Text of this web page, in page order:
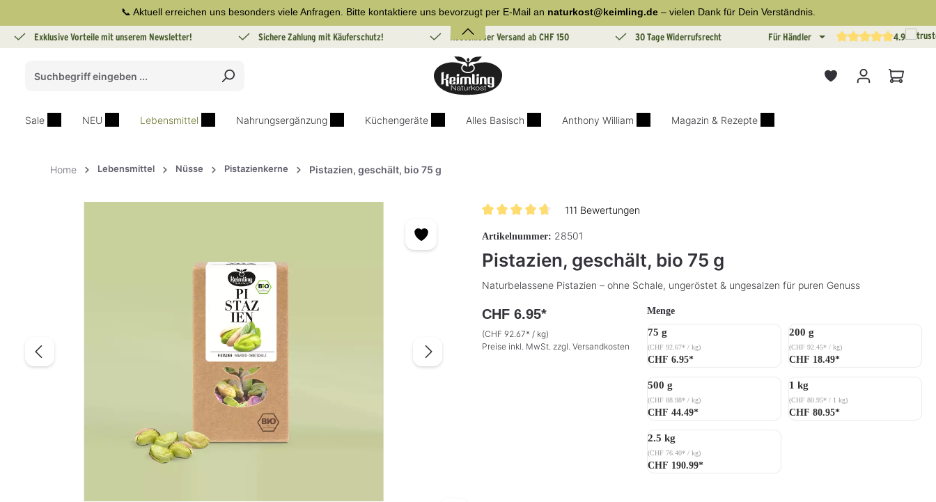
Zur Hauptnavigation springen📞 Aktuell erreichen uns besonders viele Anfragen. Bitte kontaktiere uns bevorzugt per E-Mail an naturkost@keimling.de– vielen Dank für Dein Verständnis.
Exklusive Vorteile mit unserem Newsletter! Sichere Zahlung mit Käuferschutz! Kostenloser Versand ab CHF 150 30 Tage Widerrufsrecht Für Händler Durchschnittliche4.9
Sale NEU Lebensmittel Nahrungsergänzung Küchengeräte Alles Basisch Anthony William Magazin & Rezepte
Home Lebensmittel Nüsse Pistazienkerne Pistazien, geschält, bio 75 g
111 Bewertungen
Artikelnummer: 28501
Pistazien, geschält, bio 75 g
Naturbelassene Pistazien – ohne Schale, ungeröstet & ungesalzen für puren Genuss
CHF 6.95*
(CHF 92.67* / kg)
Preise inkl. MwSt. zzgl. Versandkosten
Mengeauswählen
75 g
(CHF 92.67* / kg)
CHF 6.95*
200 g
(CHF 92.45* / kg)
CHF 18.49*
500 g
(CHF 88.98* / kg)
CHF 44.49*
1 kg
(CHF 80.95* / 1 kg)
CHF 80.95*
2.5 kg
(CHF 76.40* / kg)
CHF 190.99*